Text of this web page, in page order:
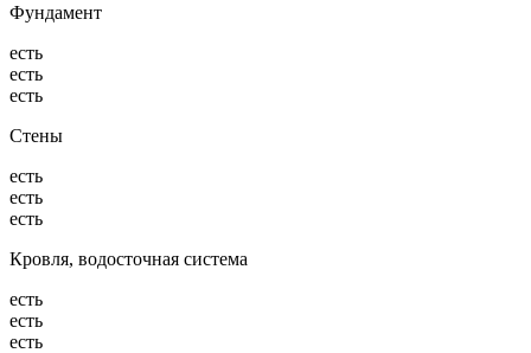
Фундамент
есть
есть
есть
Стены
есть
есть
есть
Кровля, водосточная система
есть
есть
есть